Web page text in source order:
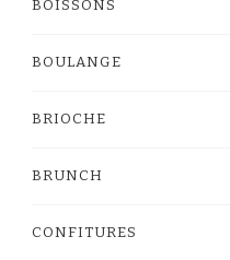
BOISSONS
BOULANGE
BRIOCHE
BRUNCH
CONFITURES